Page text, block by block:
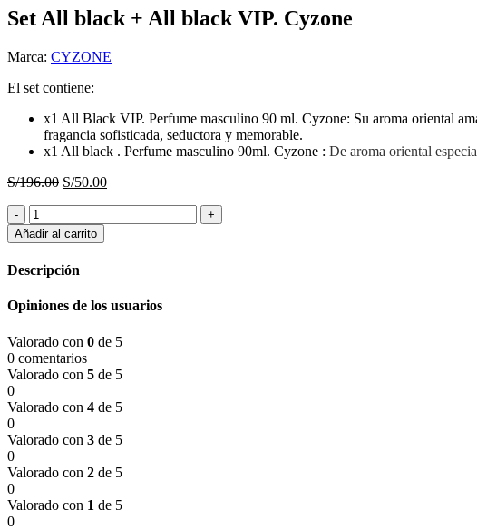
Set All black + All black VIP. Cyzone
Marca: CYZONE
El set contiene:
x1 All Black VIP​. Perfume masculino 90 ml. Cyzone: Su aroma oriental
fragancia sofisticada, seductora y memorable.
x1 All black . Perfume masculino 90ml. Cyzone : De aroma oriental
S/196.00 El
era:
S/196.00.
S/50.00El
Set
All
black
All
VIP.
cantidad
Añadir al carrito
Descripción
Opiniones de los usuarios
Valorado con 0 de 5
0 comentarios
Valorado con 5 de 5
0
Valorado con 4 de 5
0
Valorado con 3 de 5
0
Valorado con 2 de 5
0
Valorado con 1 de 5
0